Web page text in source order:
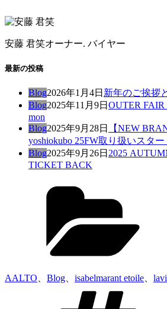
安藤 君笑オーナー. バイヤー
最新の投稿
Blog2026年1月4日 新年のご挨拶
Blog2025年11月9日 OUTER FAIR
mon
Blog2025年9月28日
【NEW
yoshiokubo 25FW取り扱いスター
Blog2025年9月26日 2025
TICKET BACK
AALTO
Blog isabelmarant etoile